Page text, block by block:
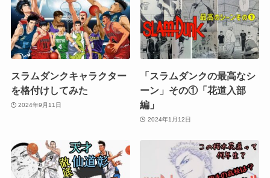
スラムダンクキャラクター
を格付けしてみた
2024年9月11日
「スラムダンクの最高なシ
ーン」その①「花道入部
編」
2024年1月12日